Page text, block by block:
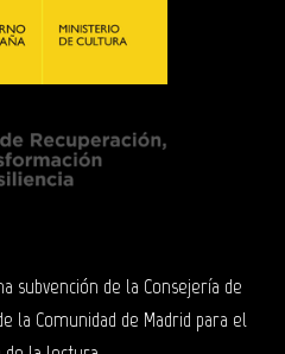
subvención de la Consejería de
la Comunidad de Madrid para el